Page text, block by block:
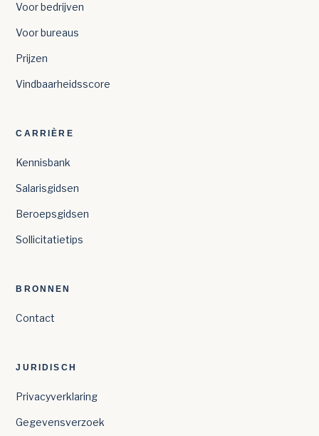
Voor bedrijven
Voor bureaus
Prijzen
Vindbaarheidsscore
CARRIÈRE
Kennisbank
Salarisgidsen
Beroepsgidsen
Sollicitatietips
BRONNEN
Contact
JURIDISCH
Privacyverklaring
Gegevensverzoek